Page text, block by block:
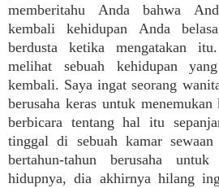
memberitahu Anda bahwa
kembali kehidupan Anda
berdusta ketika mengatakan
melihat sebuah kehidupan
kembali. Saya ingat seorang
berusaha keras untuk
berbicara tentang hal itu
tinggal di sebuah kamar
bertahun-tahun berusaha
hidupnya, dia akhirnya hilang